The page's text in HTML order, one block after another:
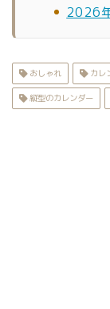
2026
おしゃれ カレ
縦型のカレンダー